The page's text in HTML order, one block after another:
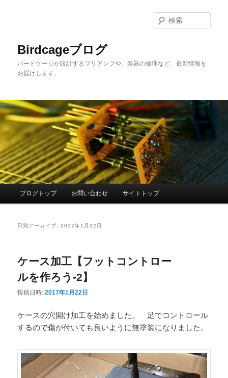
へ
移
動
移
動
Birdcageブログ
バードケージが設計するプリアンプや、楽器の修理など、最新情報を
お届けします。
索
イ
ブログトップ お問い合わせ サイトトップ
日別アーカイブ:2017年1月22日
ケース加工【フットコントロー
ルを作ろう-2】
投稿日時:2017年1月22日
ケースの穴開け加工を始めました。 足でコントロール
するので傷が付いても良いように無塗装になりました。